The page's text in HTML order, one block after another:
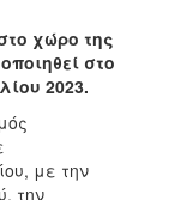
χώρο της
στο
2023.
με την
την